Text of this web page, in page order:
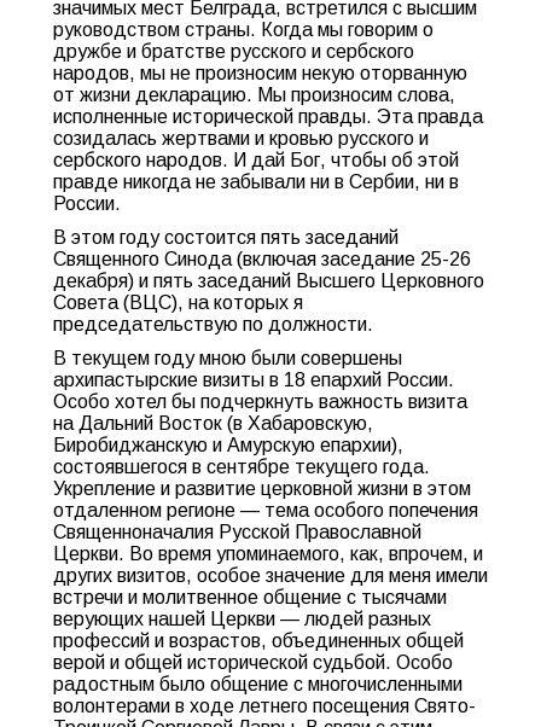
значимых мест Белграда, встретился с высшим
руководством страны. Когда мы говорим о
дружбе и братстве русского и сербского
народов, мы не произносим некую оторванную
от жизни декларацию. Мы произносим слова,
исполненные исторической правды. Эта правда
созидалась жертвами и кровью русского и
сербского народов. И дай Бог, чтобы об этой
правде никогда не забывали ни в Сербии, ни в
России.
В этом году состоится пять заседаний
Священного Синода (включая заседание 25-26
декабря) и пять заседаний Высшего Церковного
Совета (ВЦС), на которых я
председательствую по должности.
В текущем году мною были совершены
архипастырские визиты в 18 епархий России.
Особо хотел бы подчеркнуть важность визита
на Дальний Восток (в Хабаровскую,
Биробиджанскую и Амурскую епархии),
состоявшегося в сентябре текущего года.
Укрепление и развитие церковной жизни в этом
отдаленном регионе — тема особого попечения
Священноначалия Русской Православной
Церкви. Во время упоминаемого, как, впрочем, и
других визитов, особое значение для меня имели
встречи и молитвенное общение с тысячами
верующих нашей Церкви — людей разных
профессий и возрастов, объединенных общей
верой и общей исторической судьбой. Особо
радостным было общение с многочисленными
волонтерами в ходе летнего посещения Свято-